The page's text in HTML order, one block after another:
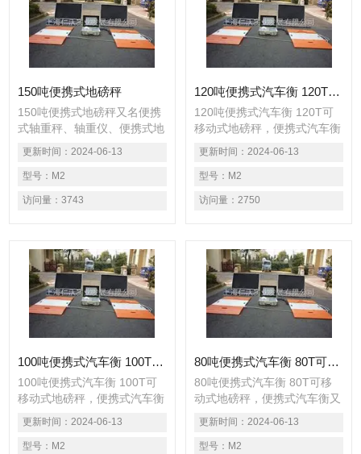
150吨便携式地磅秤
150吨便携式地磅秤又名便携
式轴重秤、轴重仪、便携式地
磅秤、用于公路便携查超载车
辆静态称重检测，货物过磅低
精度车辆称重或较高精度静态
车辆称重。
更新时间： 2024-06-13
型号： M2
访问量： 3743
120吨便携式汽车衡 120T可移动式地磅秤
120吨便携式汽车衡 120T可
移动式地磅秤，便携式汽车衡
又名便携式轴重秤、轴重仪、
便携式地磅秤、用于公路便携
查超载车辆静态称重检测，货
物过磅低精度车辆称重或较高
精度静态车辆称重。
更新时间： 2024-06-13
型号： M2
访问量： 2750
100吨便携式汽车衡 100T可移动式地磅秤
100吨便携式汽车衡 100T可
移动式地磅秤，便携式汽车衡
又名便携式轴重秤、轴重仪、
便携式地磅秤、用于公路便携
查超载车辆静态称重检测，货
更新时间： 2024-06-13
型号： M2
80吨便携式汽车衡 80T可移动式地磅秤
80吨便携式汽车衡 80T可移
动式地磅秤，便携式汽车衡又
名便携式轴重秤、轴重仪、便
携式地磅秤、用于公路便携查
超载车辆静态称重检测，货物
更新时间： 2024-06-13
型号： M2